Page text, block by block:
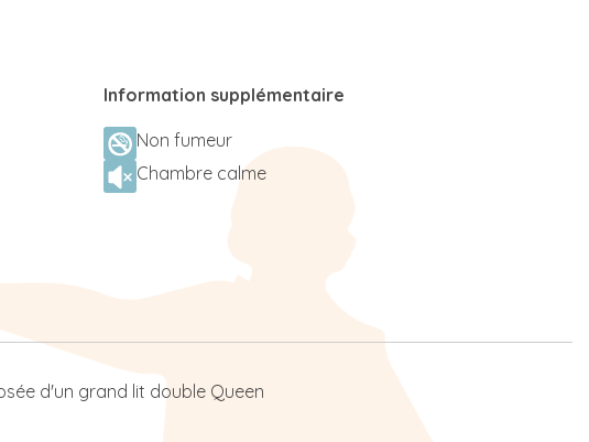
Information supplémentaire
Non fumeur
Chambre calme
d'un grand lit double Queen